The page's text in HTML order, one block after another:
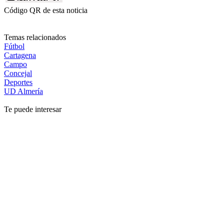
Código QR de esta noticia
Temas relacionados
Fútbol
Cartagena
Campo
Concejal
Deportes
UD Almería
Te puede interesar